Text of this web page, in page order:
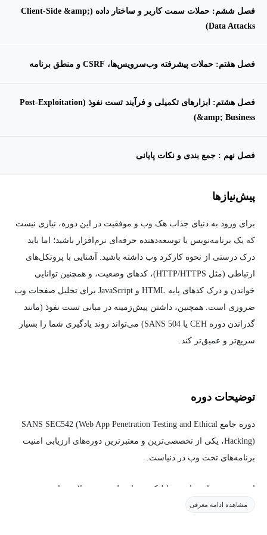
فصل ششم: حملات سمت کاربر و ساختار داده (Client-Side &amp;
Data Attacks)
فصل هفتم: حملات پیشرفته وب‌سرویس‌ها، CSRF و منطق برنامه
فصل هشتم: ابزارهای تکمیلی و فرآیند تست نفوذ (Post-Exploitation
&amp; Business)
فصل نهم : جمع بندی و نکات پایانی
پیش‌نیاز‌ها
برای ورود به دنیای جذاب هک وب و موفقیت در این دوره، نیازی نیست
که یک برنامه‌نویس یا توسعه‌دهنده حرفه‌ای نرم‌افزار باشید؛ اما باید
درک درستی از نحوه کارکرد وب داشته باشید. آشنایی با پروتکل‌های
ارتباطی (مثل HTTP/HTTPS)، کدهای وضعیت، و همچنین توانایی
خواندن و درک کدهای پایه HTML و JavaScript برای تحلیل صفحات وب
ضروری است. همچنین، داشتن پیش‌زمینه در مبانی تست نفوذ (مانند
گذراندن دوره CEH یا SANS 504) می‌تواند روند یادگیری شما را بسیار
سریع‌تر و عمیق‌تر کند.
توضیحات دوره
دوره جامع SANS SEC542 (Web App Penetration Testing and Ethical
Hacking)، یکی از تخصصی‌ترین و معتبرترین دوره‌های ارزیابی امنیت
برنامه‌های تحت وب در دنیاست.
امروزه وب‌سایت‌ها و وب‌اپلیکیشن‌ها خط مقدم حملات سایبری هستند و
سازمان‌ها به شدت نیازمند متخصصانی هستند که بتوانند این رخنه‌ها را
مشاهده ادامه معرفی